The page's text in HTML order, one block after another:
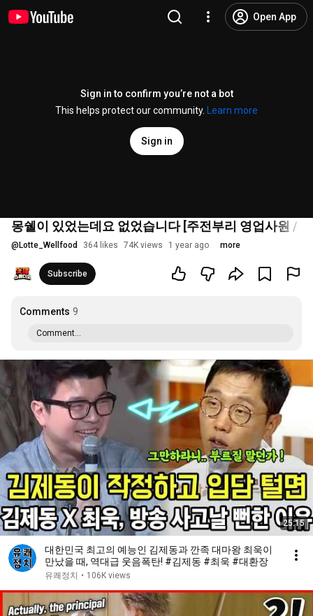
Open App
Sign in to confirm you’re not a bot
This helps protect our community.
Learn more
Sign in
몽쉘이 있었는데요 없었습니다 [주전부리 영업사원 /
@ Lotte_Wellfood 364 likes 74K views 1 year ago more
Subscribe
Comments 9
Comment...
25:15
대한민국 최고의 예능인 김제동과 깐족 대마왕 최욱이
만났을 때, 역대급 웃음폭탄! #김제동 #최욱 #대환장
유쾌정치 • 106K views